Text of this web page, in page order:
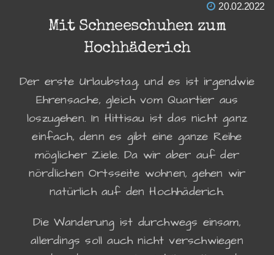
20.02.2022
Mit Schneeschuhen zum
Hochhäderich
Der erste Urlaubstag, und es ist irgendwie
Ehrensache, gleich vom Quartier aus
loszugehen. In Hittisau ist das nicht ganz
einfach, denn es gibt eine ganze Reihe
möglicher Ziele. Da wir aber auf der
nördlichen Ortsseite wohnen, gehen wir
natürlich auf den Hochhäderich.
Die Wanderung ist durchwegs einsam,
allerdings soll auch nicht verschwiegen